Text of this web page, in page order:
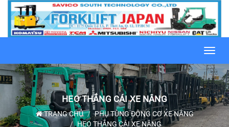
HEO THẮNG CÁI XE NÂNG
TRANG CHỦ
PHỤ TÙNG ĐỘNG CƠ XE NÂNG
HEO THẮNG CÁI XE NÂNG